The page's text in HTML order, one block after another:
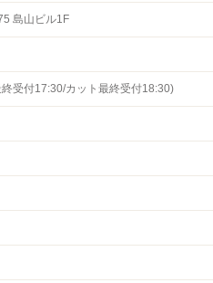
島山ビル1F
受付17:30/カット最終受付18:30)